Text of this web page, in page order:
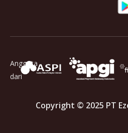
Anggota
dari
Copyright © 2025 PT